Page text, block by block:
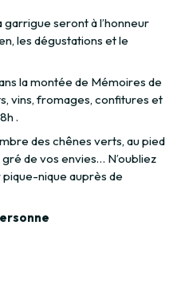
seront à l’honneur
les dégustations et le
la montée de Mémoires de
vins, fromages, confitures et
.
des chênes verts, au pied
de vos envies… N’oubliez
nique auprès de